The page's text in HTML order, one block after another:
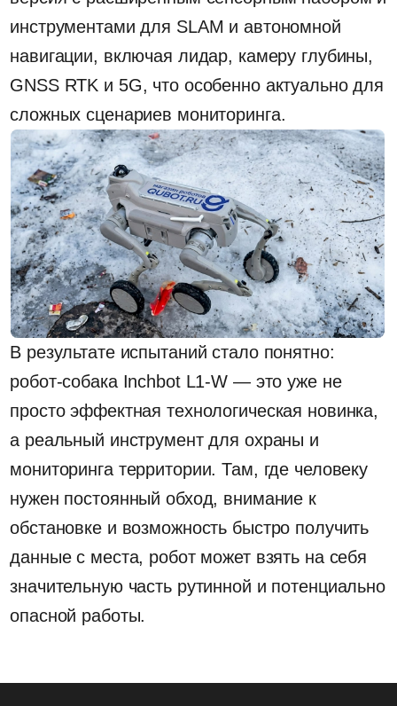
опасной работы.
АО "КЬЮ ГРУПП"
ОГРН 1257700223615
ИНН 9724220494
Юридический адрес:115230, г.Москва,
вн.тер.г.Муниципальный округ Нагатино-Садовники,
ул.Нагатинская, д.2, помещ.20/2.
Meta* признана в России экстремистской организацией
info@qubot.ru
ПН - ПТ: 11:00 — 19:00
+7 499 647 45 46